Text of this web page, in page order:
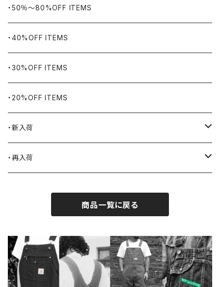
WORKERS BIGDAY
BHADUR
Bills KHAKIS
BLUCO
Blundstone
BLACK JACK BOOTS
BY ROBERT JAMES
CAMBER
Carhartt
リング
ネックレス・ペンダント
ピンズ・ブローチ
腕時計
ヴィンテージ
アウトドア用品
ナバホラグ・ビンテージラグ
ブランケット
食品
ライター
エプロン
バイク用品
・50％〜80%OFF ITEMS
・40%OFF ITEMS
・30%OFF ITEMS
・20%OFF ITEMS
・新入荷
2026.7.31
2026.7.6
2026.6.29
・再入荷
2026.7.23
2026.6.27
商品一覧に戻る